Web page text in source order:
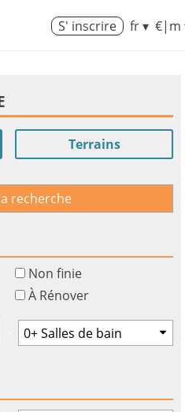
S' inscrire fr ▾ €|m
Terrains
recherche
Non finie
À Rénover